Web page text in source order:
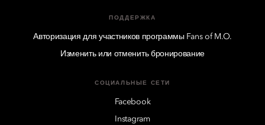
ПОДДЕРЖКА
Авторизация для участников программы Fans of M.O.
Изменить или отменить бронирование
СОЦИАЛЬНЫЕ СЕТИ
Facebook
Instagram